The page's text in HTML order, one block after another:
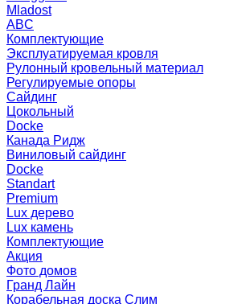
Mladost
ABC
Комплектующие
Эксплуатируемая кровля
Рулонный кровельный материал
Регулируемые опоры
Сайдинг
Цокольный
Docke
Канада Ридж
Виниловый сайдинг
Docke
Standart
Premium
Lux дерево
Lux камень
Комплектующие
Акция
Фото домов
Гранд Лайн
Корабельная доска Слим